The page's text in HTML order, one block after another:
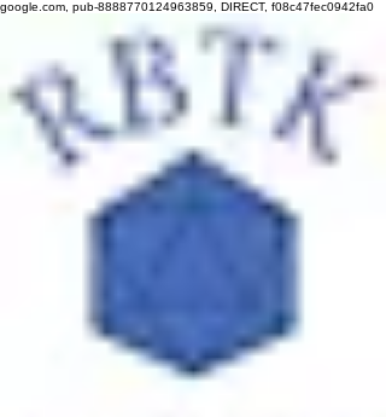
google.com, pub-8888770124963859, DIRECT, f08c47fec0942fa0